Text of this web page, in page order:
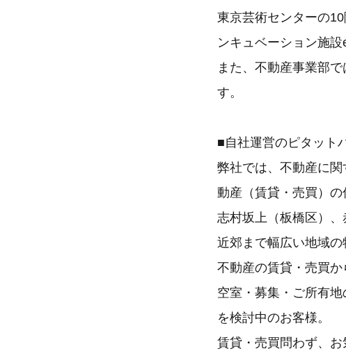
東京芸術センターの
ンキュベーション施設
また、不動産事業部
す。
■自社運営のピタット
弊社では、不動産に
動産（賃貸・売買）の
志村坂上（板橋区）
近郊まで幅広い地域の
不動産の賃貸・売買か
空室・募集・ご所有
を検討中のお客様。
賃貸・売買問わず、お